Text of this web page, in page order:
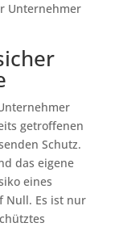
Unternehmer
getroffenen
Schutz.
das eigene
eines
Null. Es ist nur